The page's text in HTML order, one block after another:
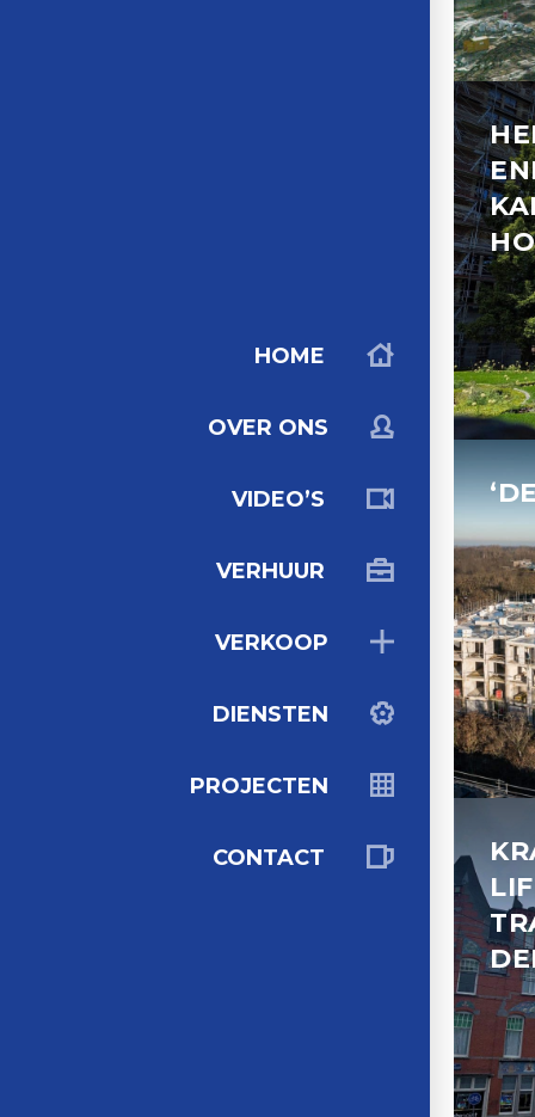
HOME
OVER ONS
VIDEO’S
VERHUUR
VERKOOP
DIENSTEN
PROJECTEN
CONTACT